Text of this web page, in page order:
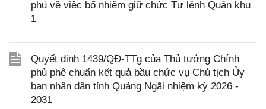
phủ về việc bổ nhiệm giữ chức Tư lệnh Quân khu
1
Quyết định 1439/QĐ-TTg của Thủ tướng Chính
phủ phê chuẩn kết quả bầu chức vụ Chủ tịch Ủy
ban nhân dân tỉnh Quảng Ngãi nhiệm kỳ 2026 -
2031